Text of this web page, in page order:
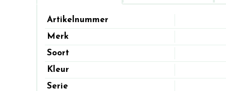
Artikelnummer
Merk
Soort
Kleur
Serie